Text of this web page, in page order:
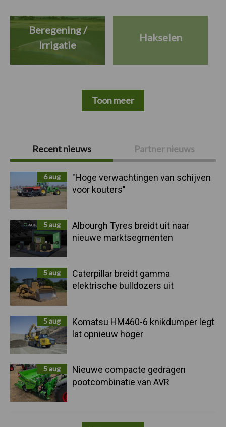
Primaire
Sidebar
Recent nieuws Partner nieuws
6 aug
"Hoge verwachtingen van schijven
voor kouters"
5 aug
Albourgh Tyres breidt uit naar
nieuwe marktsegmenten
5 aug
Caterpillar breidt gamma
elektrische bulldozers uit
5 aug
Komatsu HM460-6 knikdumper legt
lat opnieuw hoger
5 aug
Nieuwe compacte gedragen
pootcombinatie van AVR
Beregening /
Irrigatie
Hakselen
Toon meer